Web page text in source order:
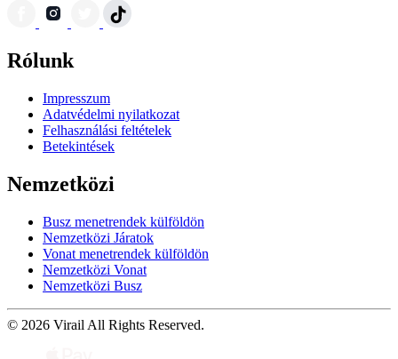
Rólunk
Impresszum
Adatvédelmi nyilatkozat
Felhasználási feltételek
Betekintések
Nemzetközi
Busz menetrendek külföldön
Nemzetközi Járatok
Vonat menetrendek külföldön
Nemzetközi Vonat
Nemzetközi Busz
© 2026 Virail All Rights Reserved.